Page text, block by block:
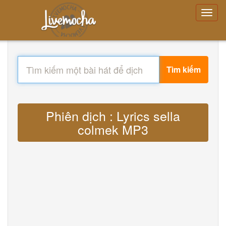
Tìm kiếm
Phiên dịch : Lyrics sella
colmek MP3